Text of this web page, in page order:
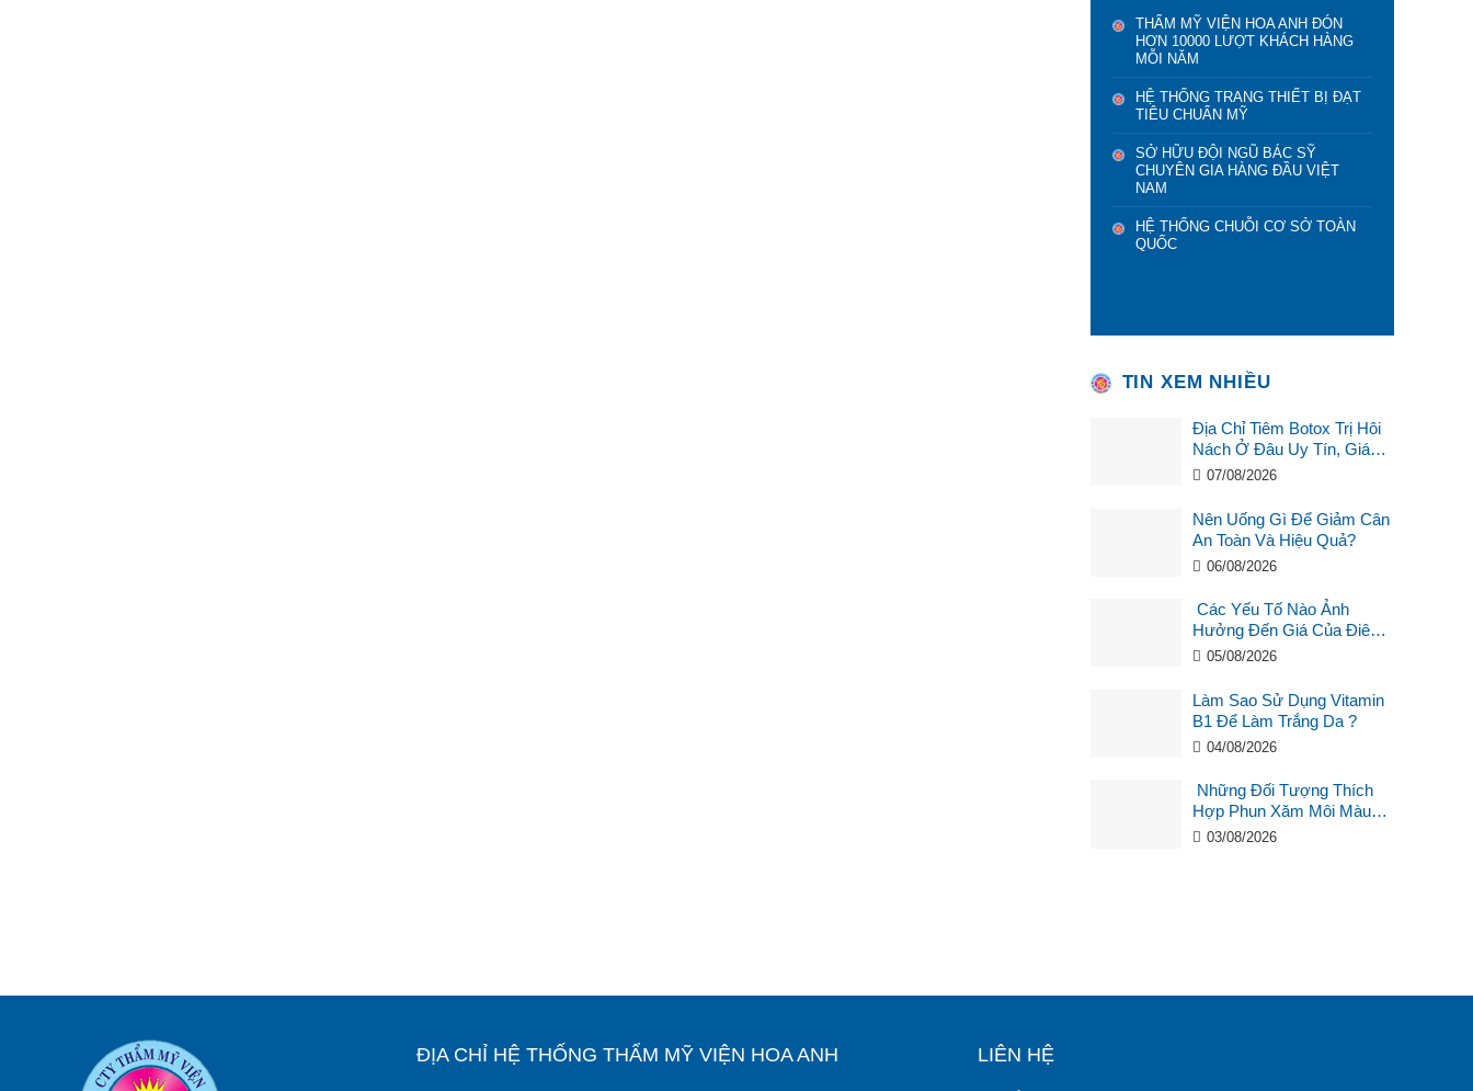
THẨM MỸ VIỆN HOA ANH ĐÓN
HƠN 10000 LƯỢT KHÁCH HÀNG
MỖI NĂM
HỆ THỐNG TRANG THIẾT BỊ ĐẠT
TIÊU CHUẨN MỸ
SỞ HỮU ĐỘI NGŨ BÁC SỸ
CHUYÊN GIA HÀNG ĐẦU VIỆT
NAM
HỆ THỐNG CHUỖI CƠ SỞ TOÀN
QUỐC
TIN XEM NHIỀU
Địa Chỉ Tiêm Botox Trị Hôi
Nách Ở Đâu Uy Tín, Giá
Tốt?07/08/2026
Nên Uống Gì Để Giảm Cân
An Toàn Và Hiệu Quả?
06/08/2026
Các Yếu Tố Nào Ảnh
Hưởng Đến Giá Của Điêu
Khắc Chân Mày ?
05/08/2026
Làm Sao Sử Dụng Vitamin
B1 Để Làm Trắng Da ?
04/08/2026
Những Đối Tượng Thích
Hợp Phun Xăm Môi Màu
Hồng Cam San Hô?
03/08/2026
ĐỊA CHỈ HỆ THỐNG THẨM MỸ VIỆN HOA ANH LIÊN HỆ